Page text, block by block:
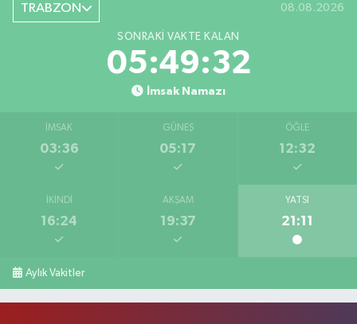
TRABZON 08.08.2026
SONRAKI VAKTE KALAN
05:49:32
İmsak Namazı
İMSAK
03:36
GÜNEŞ
05:17
ÖĞLE
12:32
İKINDI
16:24
AKŞAM
19:37
YATSI
21:11
Aylık Vakitler